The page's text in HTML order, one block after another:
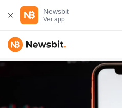
Newsbit
Ver app